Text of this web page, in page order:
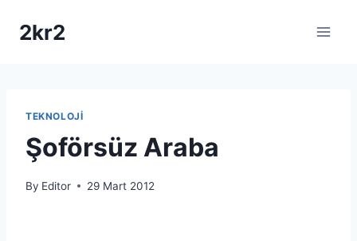
2kr2
TEKNOLOJI
Şoförsüz Araba
By Editor 29 Mart 2012